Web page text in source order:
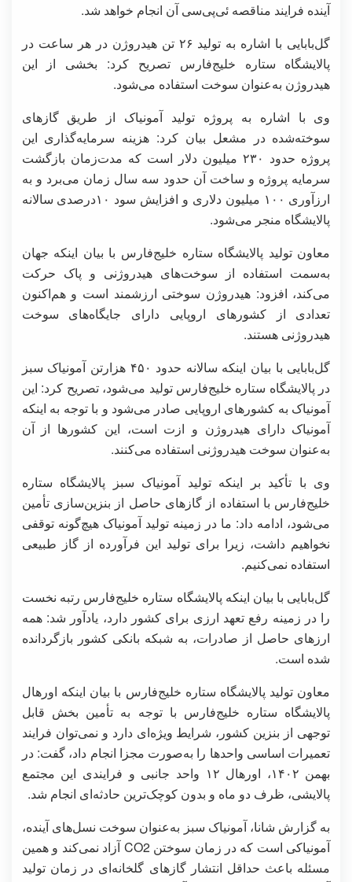
آینده فرایند مناقصه ئی‌پی‌سی آن انجام خواهد شد.
گل‌بابایی با اشاره به تولید ۲۶ تن هیدروژن در هر ساعت در
پالایشگاه ستاره خلیج‌فارس تصریح کرد: بخشی از این
هیدروژن به‌عنوان سوخت استفاده می‌شود.
وی با اشاره به پروژه تولید آمونیاک از طریق گازهای
سوخته‌شده در مشعل بیان کرد: هزینه سرمایه‌گذاری این
پروژه حدود ۲۳۰ میلیون دلار است که مدت‌زمان بازگشت
سرمایه پروژه و ساخت آن حدود سه سال زمان می‌برد و به
ارزآوری ۱۰۰ میلیون دلاری و افزایش سود ۱۰درصدی سالانه
پالایشگاه منجر می‌شود.
معاون تولید پالایشگاه ستاره خلیج‌فارس با بیان اینکه جهان
به‌سمت استفاده از سوخت‌های هیدروژنی و پاک حرکت
می‌کند، افزود: هیدروژن سوختی ارزشمند است و هم‌اکنون
تعدادی از کشورهای اروپایی دارای جایگاه‌های سوخت
هیدروژنی هستند.
گل‌بابایی با بیان اینکه سالانه حدود ۴۵۰ هزارتن آمونیاک سبز
در پالایشگاه ستاره خلیج‌فارس تولید می‌شود، تصریح کرد: این
آمونیاک به کشورهای اروپایی صادر می‌شود و با توجه به اینکه
آمونیاک دارای هیدروژن و ازت است، این کشورها از آن
به‌عنوان سوخت هیدروژنی استفاده می‌کنند.
وی با تأکید بر اینکه تولید آمونیاک سبز پالایشگاه ستاره‌
خلیج‌فارس با استفاده از گازهای حاصل از بنزین‌سازی تأمین
می‌شود، ادامه داد: ما در زمینه تولید آمونیاک هیچ‌گونه توقفی
نخواهیم داشت، زیرا برای تولید این فرآورده از گاز طبیعی
استفاده نمی‌کنیم.
گل‌بابایی با بیان اینکه پالایشگاه ستاره خلیج‌فارس رتبه نخست
را در زمینه رفع تعهد ارزی برای کشور دارد، یادآور شد: همه
ارزهای حاصل از صادرات، به شبکه بانکی کشور بازگردانده
شده است.
معاون تولید پالایشگاه ستاره خلیج‌فارس با بیان اینکه اورهال
پالایشگاه ستاره خلیج‌فارس با توجه به تأمین بخش قابل
توجهی از بنزین کشور، شرایط ویژه‌ای دارد و نمی‌توان فرایند
تعمیرات اساسی واحدها را به‌صورت مجزا انجام داد، گفت: در
بهمن‌ ۱۴۰۲، اورهال ۱۲ واحد جانبی و فرایندی این مجتمع
پالایشی، ظرف دو ماه و بدون کوچک‌ترین حادثه‌ای انجام شد.
به گزارش شانا، آمونیاک سبز به‌عنوان سوخت نسل‌های آینده،
آمونیاکی است که در زمان سوختن CO2 آزاد نمی‌کند و همین
مسئله باعث حداقل انتشار گازهای گلخانه‌ای در زمان تولید